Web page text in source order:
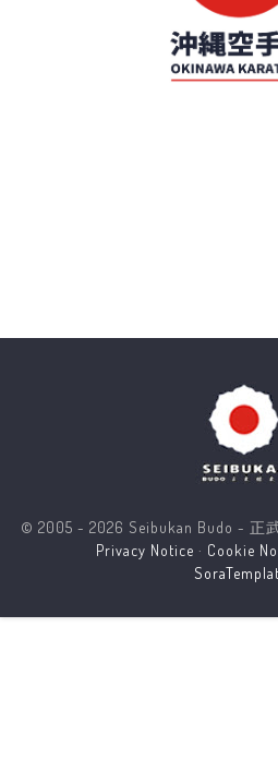
© 2005 - 2026 Seibukan Budo - 正
Privacy Notice · Cookie